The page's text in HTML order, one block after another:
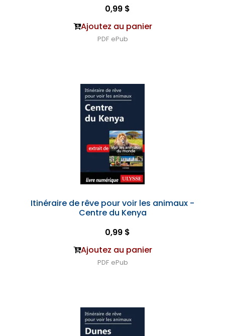
0,99 $
Ajoutez au panier
PDF ePub
Itinéraire de rêve pour voir les animaux -
Centre du Kenya
0,99 $
Ajoutez au panier
PDF ePub